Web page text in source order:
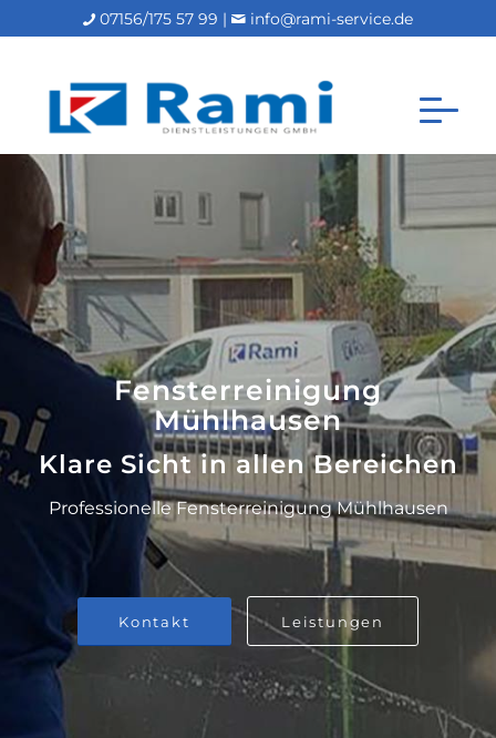
07156/175 57 99 | info@rami-service.de
Fensterreinigung
Mühlhausen
Klare Sicht in allen Bereichen
Professionelle Fensterreinigung Mühlhausen
Kontakt Leistungen